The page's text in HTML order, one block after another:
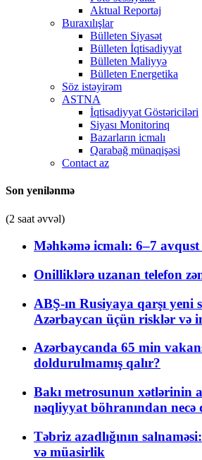
Aktual Reportaj
Buraxılışlar
Bülleten Siyasət
Bülleten İqtisadiyyat
Bülleten Maliyyə
Bülleten Energetika
Söz istəyirəm
ASTNA
İqtisadiyyat Göstəriciləri
Siyası Monitorinq
Bazarların icmalı
Qarabağ münaqişəsi
Contact az
Son yenilənmə
(2 saat əvvəl)
Məhkəmə icmalı: 6–7 avqust
Onilliklərə uzanan telefon
ABŞ-ın Rusiyaya qarşı yeni
Azərbaycan üçün risklər və
Azərbaycanda 65 min
doldurulmamış qalır?
Bakı metrosunun xətlərinin
nəqliyyat böhranından necə
Təbriz azadlığının
və müasirlik